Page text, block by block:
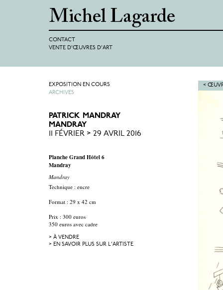
CONTACT
VENTE D'ŒUVRES D'ART
<
EXPOSITION EN COURS
ARCHIVES
PATRICK MANDRAY
MANDRAY
11 FÉVRIER > 29 AVRIL 2016
Planche Grand Hôtel 6
Mandray
Mandray
Technique : encre
Format : 29 x 42 cm
Prix : 300 euros
350 euros avec cadre
> À VENDRE
> EN SAVOIR PLUS SUR L'ARTISTE